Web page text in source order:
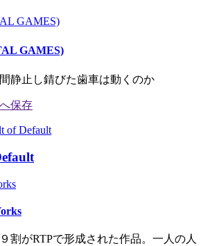
GAMES)
GAMES)
静止し錆びた歯車は動くのか
割がRTPで形成された作品。一人の人